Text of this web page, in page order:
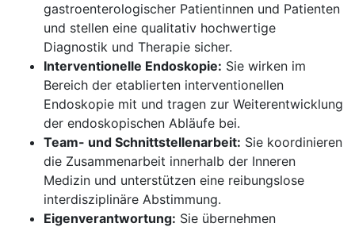
gastroenterologischer Patientinnen und Patienten
und stellen eine qualitativ hochwertige
Diagnostik und Therapie sicher.
Interventionelle Endoskopie: Sie wirken im
Bereich der etablierten interventionellen
Endoskopie mit und tragen zur Weiterentwicklung
der endoskopischen Abläufe bei.
Team- und Schnittstellenarbeit: Sie koordinieren
die Zusammenarbeit innerhalb der Inneren
Medizin und unterstützen eine reibungslose
interdisziplinäre Abstimmung.
Eigenverantwortung: Sie übernehmen